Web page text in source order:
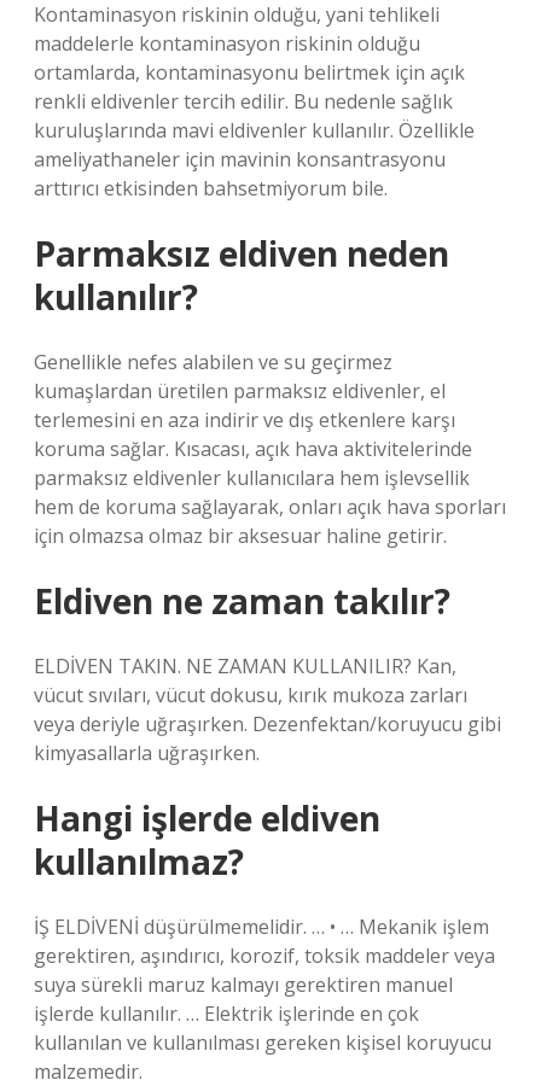
Kontaminasyon riskinin olduğu, yani tehlikeli
maddelerle kontaminasyon riskinin olduğu
ortamlarda, kontaminasyonu belirtmek için açık
renkli eldivenler tercih edilir. Bu nedenle sağlık
kuruluşlarında mavi eldivenler kullanılır. Özellikle
ameliyathaneler için mavinin konsantrasyonu
arttırıcı etkisinden bahsetmiyorum bile.
Parmaksız eldiven neden
kullanılır?
Genellikle nefes alabilen ve su geçirmez
kumaşlardan üretilen parmaksız eldivenler, el
terlemesini en aza indirir ve dış etkenlere karşı
koruma sağlar. Kısacası, açık hava aktivitelerinde
parmaksız eldivenler kullanıcılara hem işlevsellik
hem de koruma sağlayarak, onları açık hava sporları
için olmazsa olmaz bir aksesuar haline getirir.
Eldiven ne zaman takılır?
ELDİVEN TAKIN. NE ZAMAN KULLANILIR? Kan,
vücut sıvıları, vücut dokusu, kırık mukoza zarları
veya deriyle uğraşırken. Dezenfektan/koruyucu gibi
kimyasallarla uğraşırken.
Hangi işlerde eldiven
kullanılmaz?
İŞ ELDİVENİ düşürülmemelidir. … • … Mekanik işlem
gerektiren, aşındırıcı, korozif, toksik maddeler veya
suya sürekli maruz kalmayı gerektiren manuel
işlerde kullanılır. … Elektrik işlerinde en çok
kullanılan ve kullanılması gereken kişisel koruyucu
malzemedir.